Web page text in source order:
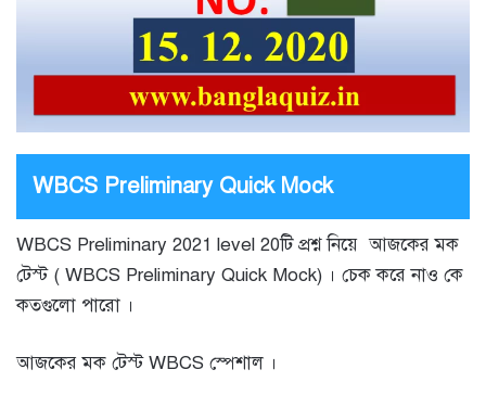
WBCS Preliminary Quick Mock
WBCS Preliminary 2021 level 20টি প্রশ্ন নিয়ে আজকের মক
টেস্ট ( WBCS Preliminary Quick Mock) । চেক করে নাও কে
কতগুলো পারো ।
আজকের মক টেস্ট WBCS স্পেশাল ।